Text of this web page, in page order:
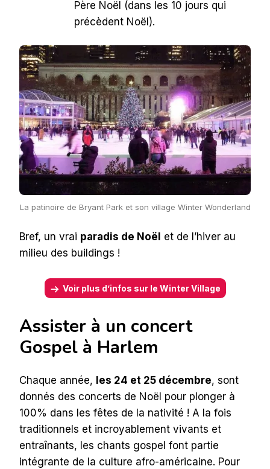
Père Noël (dans les 10 jours qui
précèdent Noël).
La patinoire de Bryant Park et son village Winter Wonderland
Bref, un vrai paradis de Noël et de l’hiver au
milieu des buildings !
Voir plus d’infos sur le Winter Village
Assister à un concert
Gospel à Harlem
Chaque année, les 24 et 25 décembre, sont
donnés des concerts de Noël pour plonger à
100% dans les fêtes de la nativité ! A la fois
traditionnels et incroyablement vivants et
entraînants, les chants gospel font partie
intégrante de la culture afro-américaine. Pour